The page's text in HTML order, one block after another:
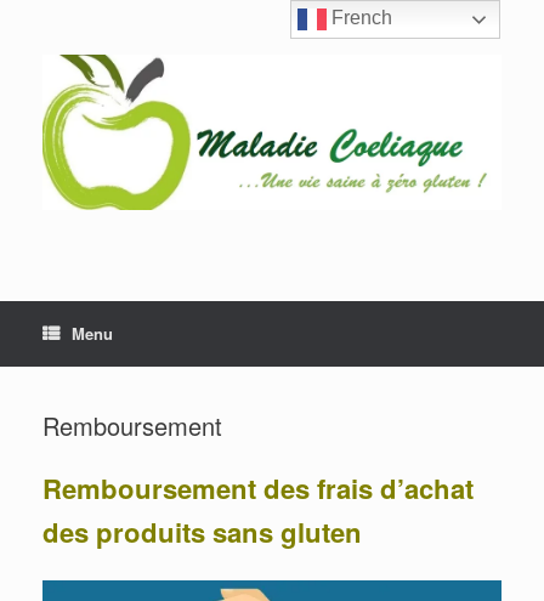
Menu
Remboursement
Remboursement des frais d’achat
des produits sans gluten
French